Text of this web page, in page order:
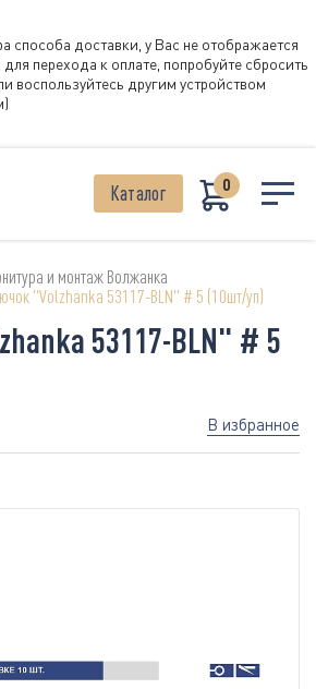
способа доставки, у Вас не отображается
перехода к оплате, попробуйте сбросить
воспользуйтесь другим устройством
Каталог 0
и монтаж Волжанка
"Volzhanka 53117-BLN" # 5 (10шт/уп)
53117-BLN" # 5
В избранное